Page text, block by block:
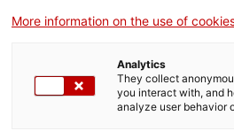
jusqu’à
des cités
Catalogne
L'ouvrage
More information on the use of
Analytics
They collect
you interact with, and
analyze user behavior